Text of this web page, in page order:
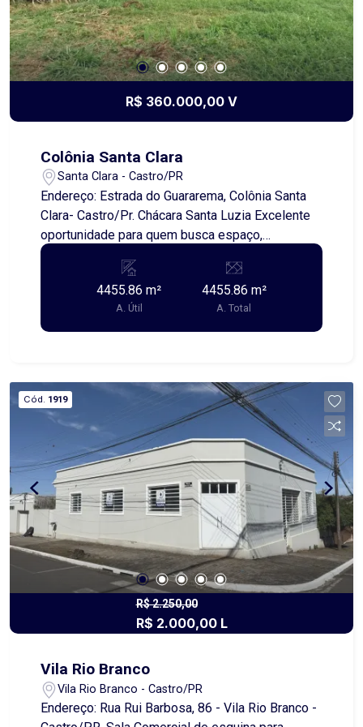
conosco e saiba mais detalhes.
R$ 360.000,00 V
Colônia Santa Clara
Santa Clara - Castro/PR
Endereço: Estrada do Guararema, Colônia Santa
Clara- Castro/Pr. Chácara Santa Luzia Excelente
oportunidade para quem busca espaço,
localização e versatilidade! A Chácara Santa
Luzia está situada na estrada do Guararema, em
uma região de fácil acesso, próxima à rodovia e a
poucos minutos do centro da cidade de Castro ?
apenas 5 minutos. O imóvel possui área total de
e construir conforme sua necessidade. Pode ser
utilizada tanto para finalidade residencial, quanto
comercial ou até mesmo como área de lazer.
Destaques do imóvel: Localização estratégica,
próximo ao centro. Fácil acesso pela rodovia.
Espaço amplo e versátil. Ótima oportunidade de
investimento. Entre em contato e agende uma
visita para conhecer de perto essa excelente
oportunidade em Castro!
4455.86 m²
A. Útil
4455.86 m²
A. Total
Cód. 1919
R$ 2.250,00
R$ 2.000,00 L
Vila Rio Branco
Vila Rio Branco - Castro/PR
Endereço: Rua Rui Barbosa, 86 - Vila Rio Branco -